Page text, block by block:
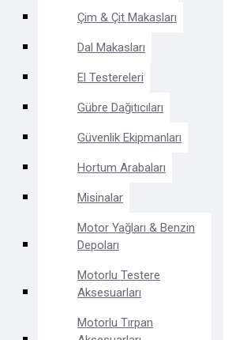
Çim & Çit Makasları
Dal Makasları
El Testereleri
Gübre Dağıtıcıları
Güvenlik Ekipmanları
Hortum Arabaları
Misinalar
Motor Yağları & Benzin
Depoları
Motorlu Testere
Aksesuarları
Motorlu Tırpan